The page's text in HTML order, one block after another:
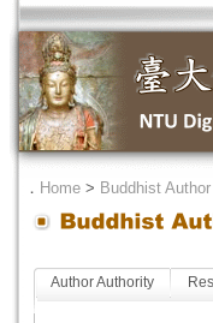
． Home > Buddhist
Author Authority